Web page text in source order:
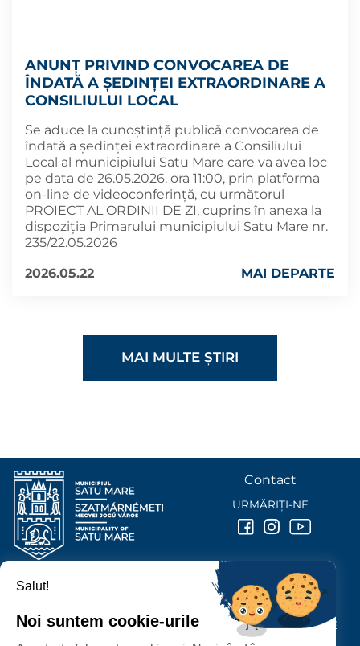
ANUNȚ PRIVIND CONVOCAREA DE
ÎNDATĂ A ȘEDINȚEI EXTRAORDINARE A
CONSILIULUI LOCAL
Se aduce la cunoștință publică convocarea de
îndată a ședinței extraordinare a Consiliului
Local al municipiului Satu Mare care va avea loc
pe data de 26.05.2026, ora 11:00, prin platforma
on-line de videoconferință, cu următorul
PROIECT AL ORDINII DE ZI, cuprins în anexa la
dispoziția Primarului municipiului Satu Mare nr.
235/22.05.2026
2026.05.22
MAI DEPARTE
MAI MULTE ȘTIRI
PRIMĂRIA MUNICIPIULUI
P-ȚA 25 OCTOMBRIE, NR. 1 CORP M, 440026 SATU MARE
Contact
URMĂRIȚI-NE
Salut!
Noi suntem cookie-urile